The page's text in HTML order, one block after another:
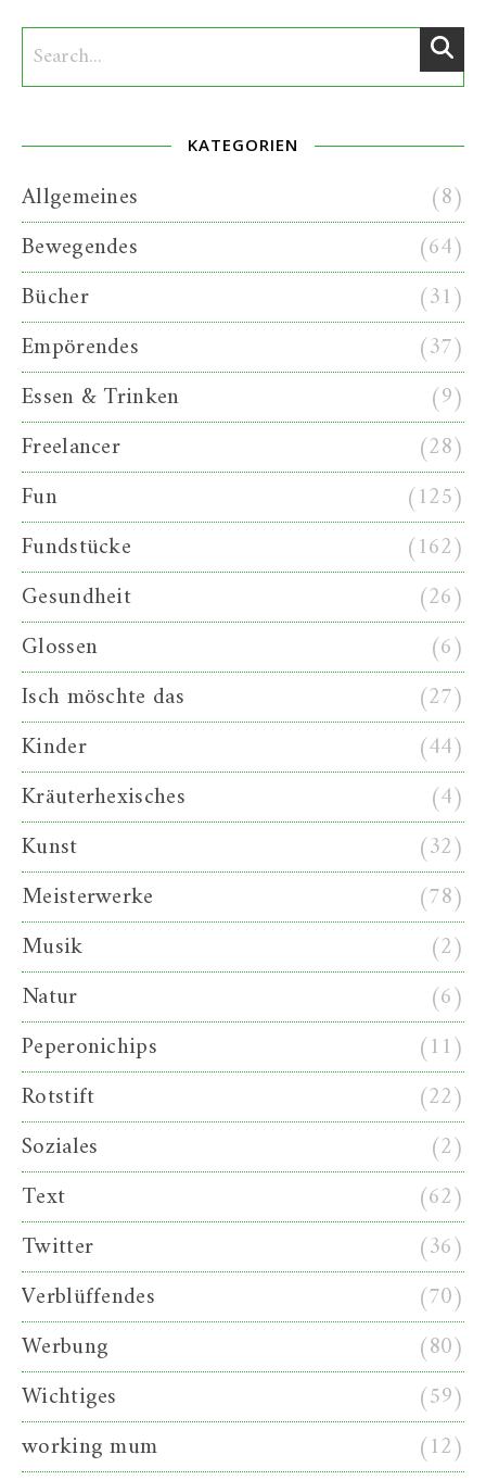
KATEGORIEN
Allgemeines
(8)
Bewegendes
(64)
Bücher
(31)
Empörendes
(37)
Essen & Trinken
(9)
Freelancer
(28)
Fun
(125)
Fundstücke
(162)
Gesundheit
(26)
Glossen
(6)
Isch möschte das
(27)
Kinder
(44)
Kräuterhexisches
(4)
Kunst
(32)
Meisterwerke
(78)
Musik
(2)
Natur
(6)
Peperonichips
(11)
Rotstift
(22)
Soziales
(2)
Text
(62)
Twitter
(36)
Verblüffendes
(70)
Werbung
(80)
Wichtiges
(59)
working mum
(12)